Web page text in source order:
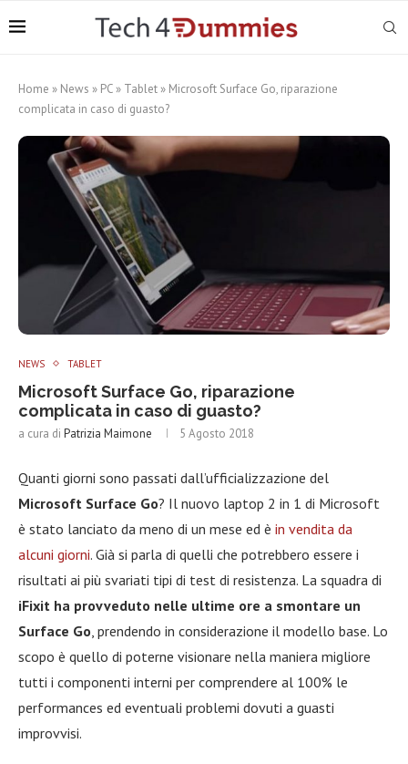
Home » News » PC » Tablet » Microsoft Surface Go, riparazione
complicata in caso di guasto?
NEWS TABLET
Microsoft Surface Go, riparazione
complicata in caso di guasto?
a cura di Patrizia Maimone 5 Agosto 2018
Quanti giorni sono passati dall’ufficializzazione del
Microsoft Surface Go? Il nuovo laptop 2 in 1 di Microsoft
è stato lanciato da meno di un mese ed è in vendita da
alcuni giorni. Già si parla di quelli che potrebbero essere i
risultati ai più svariati tipi di test di resistenza. La squadra di
iFixit ha provveduto nelle ultime ore a smontare un
Surface Go , prendendo in considerazione il modello base. Lo
scopo è quello di poterne visionare nella maniera migliore
tutti i componenti interni per comprendere al 100% le
performances ed eventuali problemi dovuti a guasti
improvvisi.